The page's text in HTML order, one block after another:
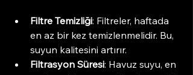
Filtre Temizliği: Filtreler, haftada
en az bir kez temizlenmelidir. Bu,
suyun kalitesini artırır.
Filtrasyon Süresi: Havuz suyu, en